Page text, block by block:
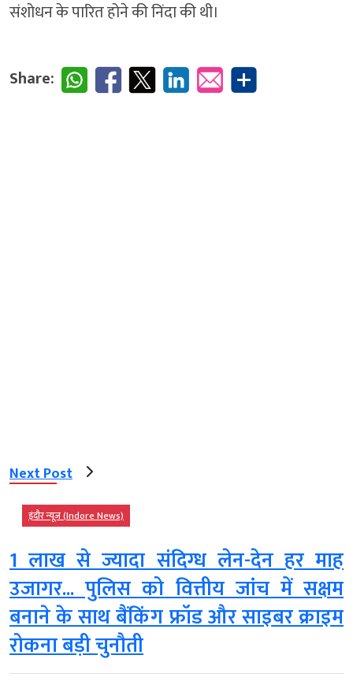
संशोधन के पारित होने की निंदा की थी।
Share:
Next Post
इंदौर न्यूज़ (Indore News)
1 लाख से ज्यादा संदिग्ध लेन-देन हर माह
उजागर... पुलिस को वित्तीय जांच में सक्षम
बनाने के साथ बैंकिंग फ्रॉड और साइबर क्राइम
रोकना बड़ी चुनौती